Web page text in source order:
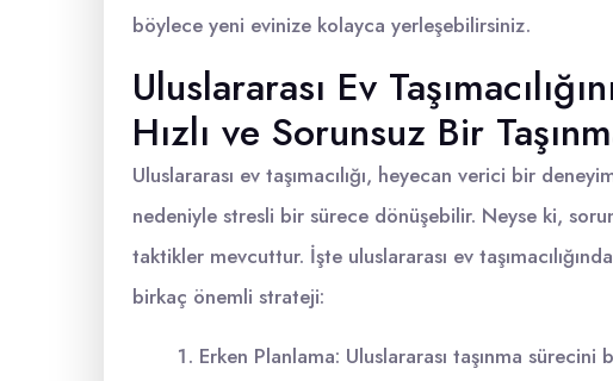
böylece yeni evinize kolayca yerleşebilirsiniz.
Uluslararası Ev
Hızlı ve Sorunsuz Bir
Uluslararası ev taşımacılığı, heyecan verici bir
nedeniyle stresli bir sürece dönüşebilir. Neyse ki,
taktikler mevcuttur. İşte uluslararası ev
birkaç önemli strateji:
Erken Planlama: Uluslararası taşınma